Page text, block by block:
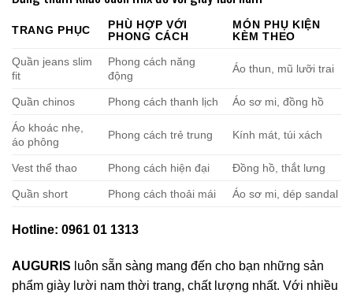
TRANG PHỤC
PHÙ HỢP VỚI
PHONG CÁCH
MÓN PHỤ KIỆN
KÈM THEO
Quần jeans slim
fit
Phong cách năng
động
Áo thun, mũ lưỡi trai
Quần chinos Phong cách thanh lịch Áo sơ mi, đồng hồ
Áo khoác nhẹ,
áo phông
Phong cách trẻ trung Kính mát, túi xách
Vest thể thao Phong cách hiện đại Đồng hồ, thắt lưng
Quần short Phong cách thoải mái Áo sơ mi, dép sandal
Hotline: 0961 01 1313
AUGURIS luôn sẵn sàng mang đến cho bạn những sản
phẩm giày lười nam thời trang, chất lượng nhất. Với nhiều